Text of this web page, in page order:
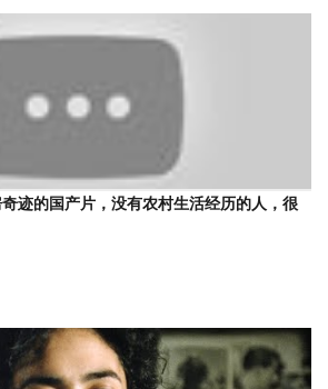
奇迹的国产片，没有农村生活经历的人，很